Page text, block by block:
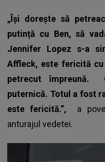
„Își dorește să
putință cu Ben, să
Jennifer Lopez s-a
Affleck, este fericită
petrecut împreună.
puternică. Totul a fost
este fericită.”, a
anturajul vedetei.